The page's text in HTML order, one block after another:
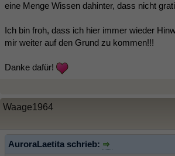
eine Menge Wissen dahinter, dass nicht
Ich bin froh, dass ich hier immer wieder
mir weiter auf den Grund zu kommen!!!
Danke dafür!
Waage1964
AuroraLaetita schrieb: